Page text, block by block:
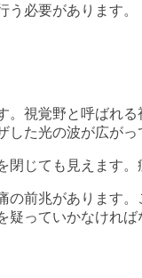
必要があります。
。視覚野と呼ばれ
た光の波が広が
じても見えます
前兆があります
っていかなけれ